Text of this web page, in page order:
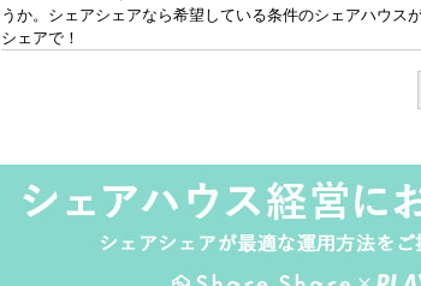
うか。シェアシェアなら希望している条件のシェアハウス
シェアで！